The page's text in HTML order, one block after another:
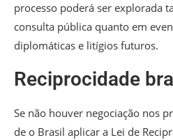
processo poderá ser explorada
consulta pública quanto em
diplomáticas e litígios futuros.
Reciprocidade
Se não houver negociação nos
de o Brasil aplicar a Lei de